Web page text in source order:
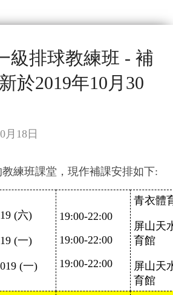
級排球教練班 - 補
於2019年10月30
月18日
練班課堂，現作補課安排如下:
(六)
(一)
(一)
19:00-22:00
19:00-22:00
19:00-22:00
青衣體
屏山天
育館
屏山天
育館